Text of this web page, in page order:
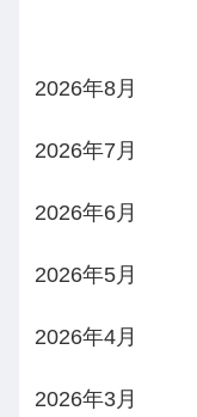
2026年8月
2026年7月
2026年6月
2026年5月
2026年4月
2026年3月